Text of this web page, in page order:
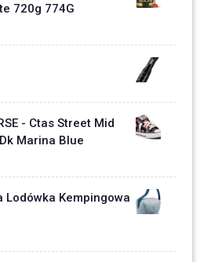
720g 774G
- Ctas Street Mid
Marina Blue
Lodówka Kempingowa